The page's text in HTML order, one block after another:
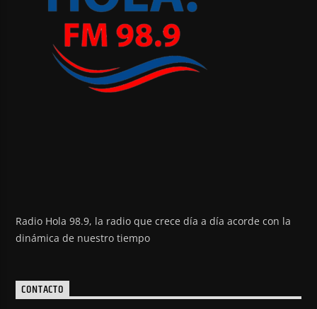
Radio Hola 98.9, la radio que crece día a día acorde con la
dinámica de nuestro tiempo
CONTACTO